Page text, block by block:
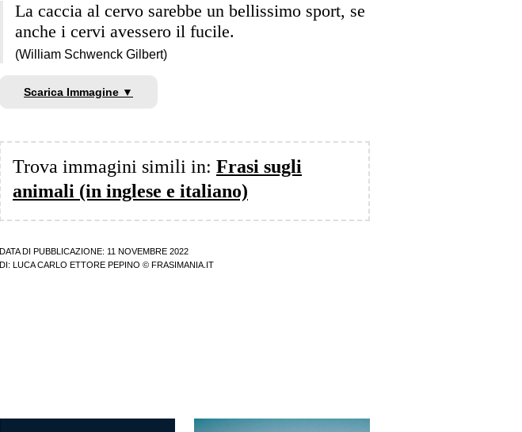
La caccia al cervo sarebbe un bellissimo sport, se
anche i cervi avessero il fucile.
(William Schwenck Gilbert)
Scarica Immagine ▼
Trova immagini simili in: Frasi sugli
animali (in inglese e italiano)
DATA DI PUBBLICAZIONE: 11 NOVEMBRE 2022
DI:
LUCA CARLO ETTORE PEPINO © FRASIMANIA.IT